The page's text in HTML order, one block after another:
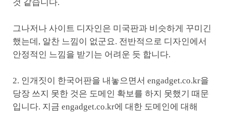
것 같습니다.
그나저나 사이트 디자인은 미국판과 비슷하게 꾸미긴
했는데, 알찬 느낌이 없군요. 전반적으로 디자인에서
안정적인 느낌을 받기는 어려운 듯 합니다.
2. 인개짓이 한국어판을 내놓으면서 engadget.co.kr을
당장 쓰지 못한 것은 도메인 확보를 하지 못했기 때문
입니다. 지금 engadget.co.kr에 대한 도메인에 대해